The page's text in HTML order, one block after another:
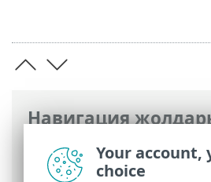
Навигация
ESET онлайн анықтамасы
Internet Security
Your account,
choice